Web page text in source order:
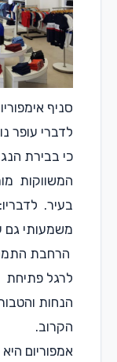
סניף
כי בבירת
המשווקות
בעיר.
משמעותי גם
הרחבת
לרגל פתיחת
הנחות
הקרוב.
אמפוריום